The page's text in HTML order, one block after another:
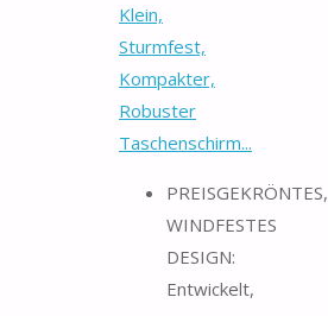
Klein,
Sturmfest,
Kompakter,
Robuster
Taschenschirm...
PREISGEKRÖNTES,
WINDFESTES
DESIGN:
Entwickelt,